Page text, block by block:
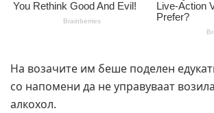
На возачите им беше поделен
со напомени да не управуваат
алкохол.